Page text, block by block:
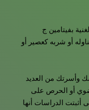
بفيتامين ج
أو شربه كعصير أو
وأسرتك من العديد
أو الحرص على
أثبتت الدراسات أنها